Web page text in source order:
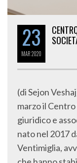
23
MAR2020
(di Sejon
marzo il
giuridico e
nato nel 2017
Ventimiglia,